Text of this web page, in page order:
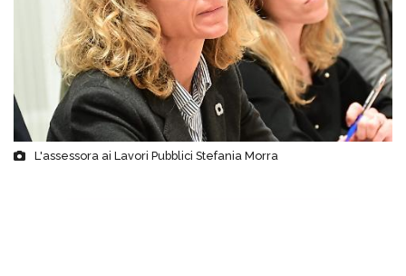
L'assessora ai Lavori Pubblici Stefania Morra